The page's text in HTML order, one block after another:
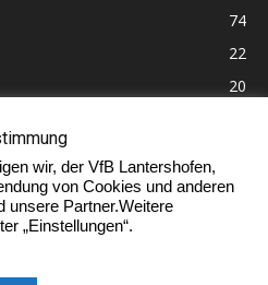
74
22
20
wir, der VfB Lantershofen,
von Cookies und anderen
unsere Partner.Weitere
„Einstellungen“.